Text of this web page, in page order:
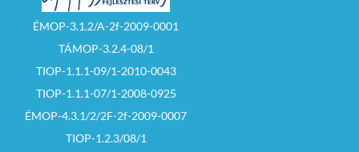
ÉMOP-3.1.2/A-2f-2009-0001
TÁMOP-3.2.4-08/1
TIOP-1.1.1-09/1-2010-0043
TIOP-1.1.1-07/1-2008-0925
ÉMOP-4.3.1/2/2F-2f-2009-0007
TIOP-1.2.3/08/1